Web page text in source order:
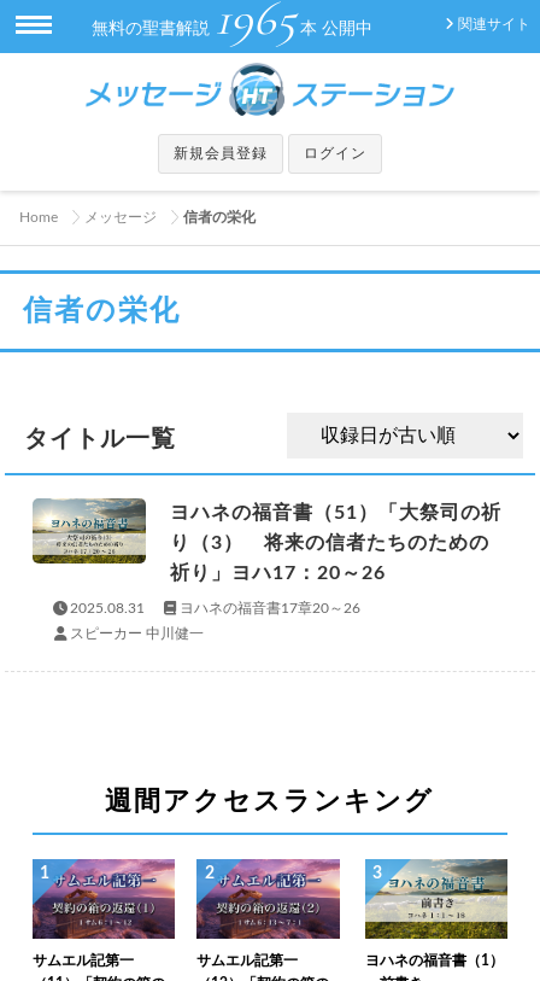
関連サイト
無料の聖書解説 1965 本 公開中
新規会員登録 ログイン
Home メッセージ 信者の栄化
信者の栄化
タイトル一覧
ヨハネの福音書（51）「大祭司の祈
り（3） 将来の信者たちのための
祈り」ヨハ17：20～26
2025.08.31
ヨハネの福音書17章20～26
スピーカー 中川健一
週間アクセスランキング
1
サムエル記第一
2
サムエル記第一
3
ヨハネの福音書（1）